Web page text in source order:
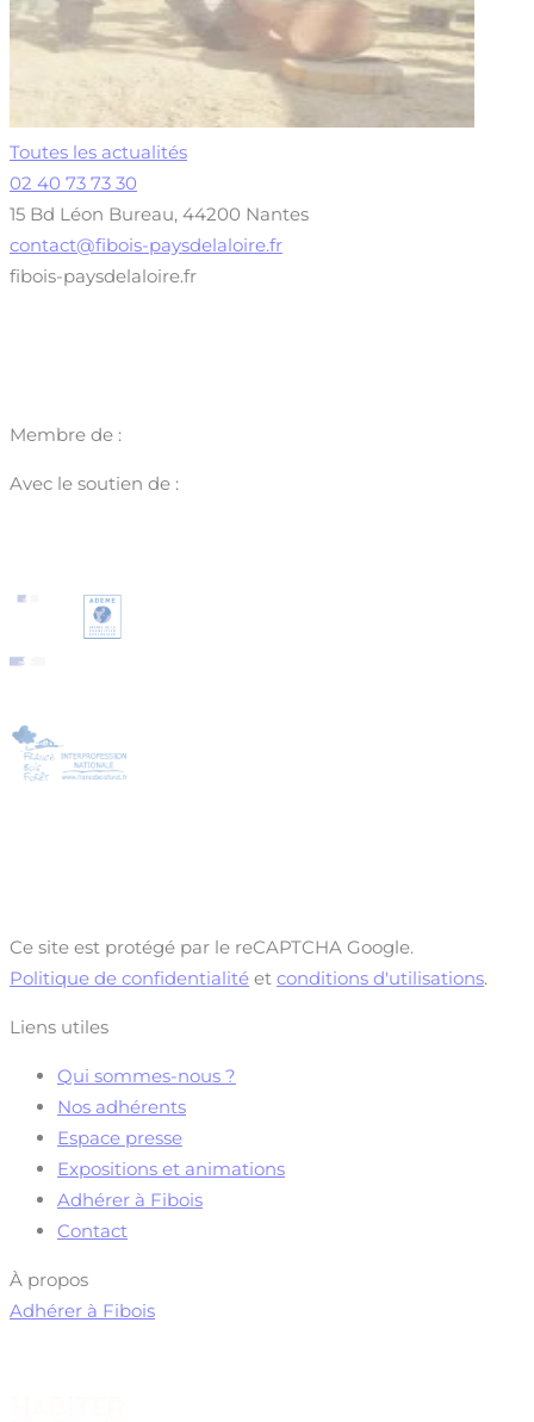
Toutes les actualités
02 40 73 73 30
15 Bd Léon Bureau, 44200 Nantes
contact@fibois-paysdelaloire.fr
fibois-paysdelaloire.fr
Membre de :
Avec le soutien de :
Ce site est protégé par le reCAPTCHA Google.
Politique de confidentialité et conditions d'utilisations.
Liens utiles
Qui sommes-nous ?
Nos adhérents
Espace presse
Expositions et animations
Adhérer à Fibois
Contact
À propos
Adhérer à Fibois